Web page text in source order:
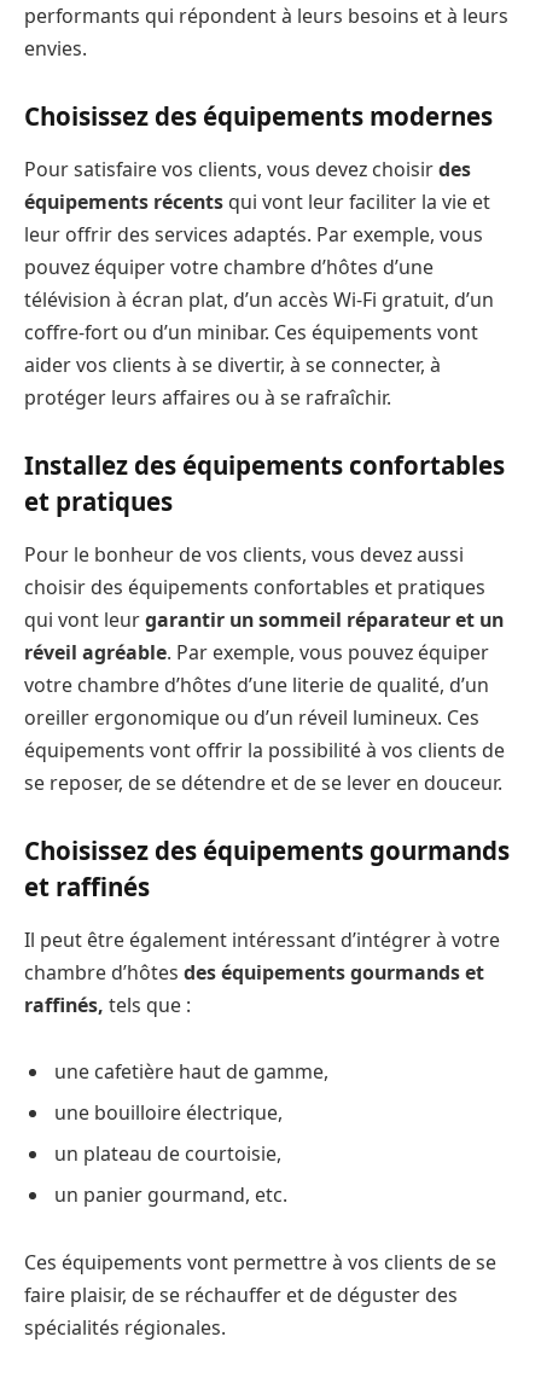
performants qui répondent à leurs besoins et à leurs
envies.
Choisissez des équipements modernes
Pour satisfaire vos clients, vous devez choisirdes
équipements récents qui vont leur faciliter la vie et
leur offrir des services adaptés. Par exemple, vous
pouvez équiper votre chambre d’hôtes d’une
télévision à écran plat, d’un accès Wi-Fi gratuit, d’un
coffre-fort ou d’un minibar. Ces équipements vont
aider vos clients à se divertir, à se connecter, à
protéger leurs affaires ou à se rafraîchir.
Installez des équipements confortables
et pratiques
Pour le bonheur de vos clients, vous devez aussi
choisir des équipements confortables et pratiques
qui vont leurgarantir un sommeil réparateur et un
réveil agréable. Par exemple, vous pouvez équiper
votre chambre d’hôtes d’une literie de qualité, d’un
oreiller ergonomique ou d’un réveil lumineux. Ces
équipements vont offrir la possibilité à vos clients de
se reposer, de se détendre et de se lever en douceur.
Choisissez des équipements gourmands
et raffinés
Il peut être également intéressant d’intégrer à votre
chambre d’hôtes des équipements gourmands et
raffinés, tels que :
une cafetière haut de gamme,
une bouilloire électrique,
un plateau de courtoisie,
un panier gourmand, etc.
Ces équipements vont permettre à vos clients de se
faire plaisir, de se réchauffer et de déguster des
spécialités régionales.